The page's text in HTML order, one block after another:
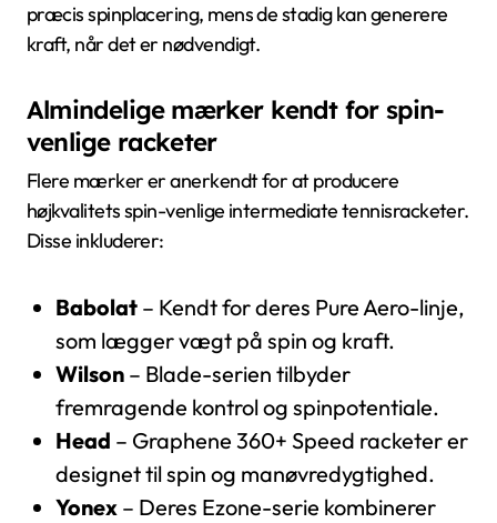
præcis spinplacering, mens de stadig kan generere
kraft, når det er nødvendigt.
Almindelige mærker kendt for spin-
venlige racketer
Flere mærker er anerkendt for at producere
højkvalitets spin-venlige intermediate tennisracketer.
Disse inkluderer:
Babolat– Kendt for deres Pure Aero-linje,
som lægger vægt på spin og kraft.
Wilson– Blade-serien tilbyder
fremragende kontrol og spinpotentiale.
Head – Graphene 360+ Speed racketer er
designet til spin og manøvredygtighed.
Yonex– Deres Ezone-serie kombinerer